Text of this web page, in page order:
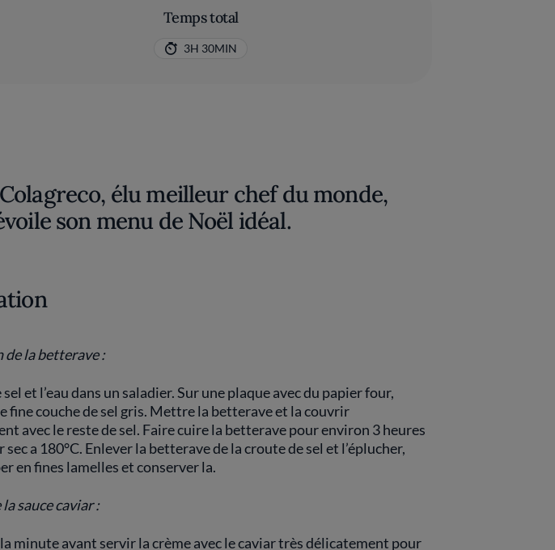
Temps total
3H 30MIN
élu meilleur chef du monde,
son menu de Noël idéal.
de la betterave :
et l’eau dans un saladier. Sur une plaque avec du papier four,
fine couche de sel gris. Mettre la betterave et la couvrir
avec le reste de sel. Faire cuire la betterave pour environ 3 heures
sec a 180°C. Enlever la betterave de la croute de sel et l’éplucher,
en fines lamelles et conserver la.
sauce caviar :
minute avant servir la crème avec le caviar très délicatement pour